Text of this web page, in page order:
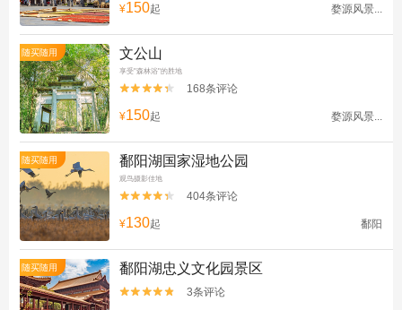
¥150起 婺源风景...
随买随用 文公山
享受"森林浴"的胜地

 168条评论
¥150起 婺源风景...
随买随用 鄱阳湖国家湿地公园
观鸟摄影佳地

 404条评论
¥130起 鄱阳
随买随用 鄱阳湖忠义文化园景区

 3条评论